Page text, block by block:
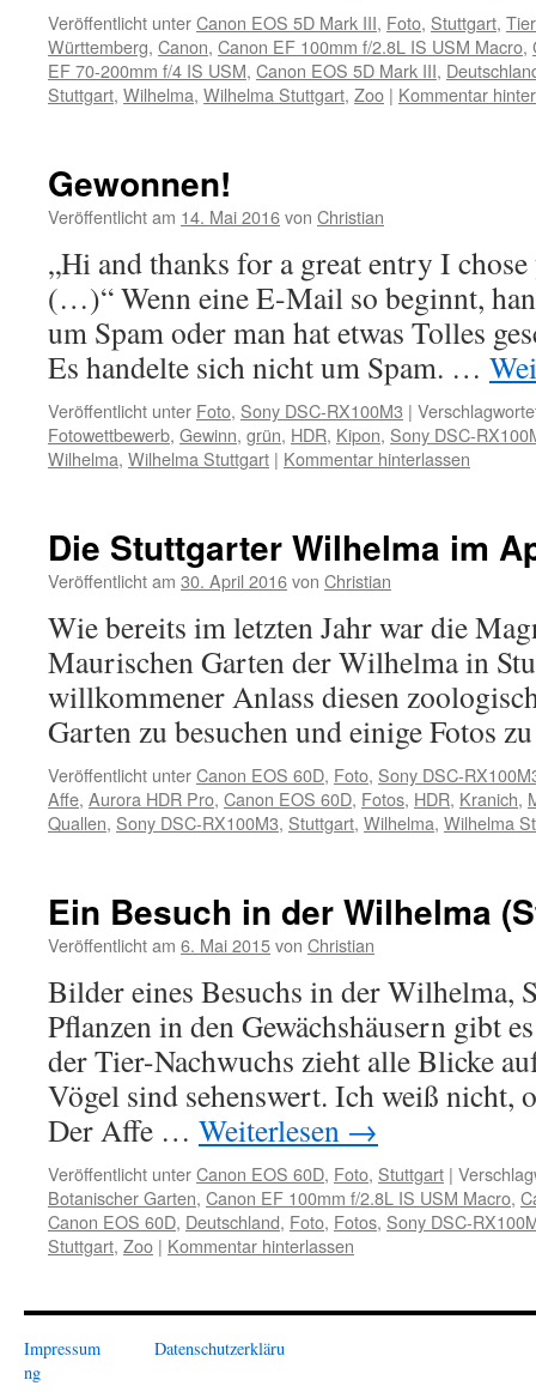
Veröffentlicht unterCanon EOS 5D Mark III, Foto, Stuttgart,
Württemberg, Canon, Canon EF 100mm f/2.8L IS USM Macro,
EF 70-200mm f/4 IS USM, Canon EOS 5D Mark III,
Stuttgart, Wilhelma, Wilhelma Stuttgart, Zoo | Kommentar
Gewonnen!
Veröffentlicht am 14. Mai 2016von Christian
„Hi and thanks for a great entry I
(…)“ Wenn eine E-Mail so beginnt,
um Spam oder man hat etwas Tolles
Es handelte sich nicht um Spam. …
Veröffentlicht unter Foto, Sony DSC-RX100M3 |
Fotowettbewerb, Gewinn, grün, HDR, Kipon, Sony DSC-
Wilhelma, Wilhelma Stuttgart | Kommentar hinterlassen
Die Stuttgarter Wilhelma im
Veröffentlicht am 30. April 2016von Christian
Wie bereits im letzten Jahr war die
Maurischen Garten der Wilhelma in
willkommener Anlass diesen
Garten zu besuchen und einige Fotos
Veröffentlicht unterCanon EOS 60D, Foto, Sony DSC-
Affe, Aurora HDR Pro, Canon EOS 60D, Fotos, HDR, Kranich,
Quallen, Sony DSC-RX100M3, Stuttgart, Wilhelma, Wilhelma
Ein Besuch in der Wilhelma
Veröffentlicht am 6. Mai 2015von Christian
Bilder eines Besuchs in der Wilhelma,
Pflanzen in den Gewächshäusern gibt
der Tier-Nachwuchs zieht alle Blicke
Vögel sind sehenswert. Ich weiß nicht,
Der Affe … Weiterlesen →
Veröffentlicht unterCanon EOS 60D, Foto, Stuttgart |
Botanischer Garten, Canon EF 100mm f/2.8L IS USM Macro,
Canon EOS 60D, Deutschland, Foto, Fotos, Sony DSC-
Stuttgart, Zoo | Kommentar hinterlassen
Impressum
Datenschutzerkläru
ng